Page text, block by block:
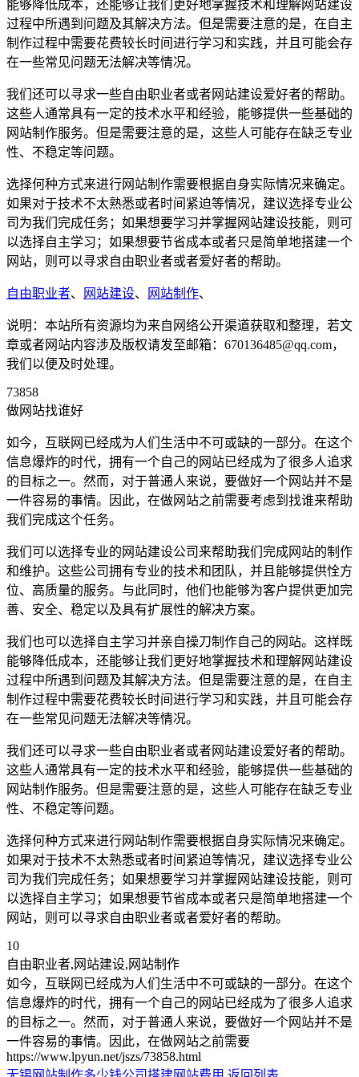
能够降低成本，还能够让我们更好地掌握技术和理解网站建设
过程中所遇到问题及其解决方法。但是需要注意的是，在自主
制作过程中需要花费较长时间进行学习和实践，并且可能会存
在一些常见问题无法解决等情况。
我们还可以寻求一些自由职业者或者网站建设爱好者的帮助。
这些人通常具有一定的技术水平和经验，能够提供一些基础的
网站制作服务。但是需要注意的是，这些人可能存在缺乏专业
性、不稳定等问题。
选择何种方式来进行网站制作需要根据自身实际情况来确定。
如果对于技术不太熟悉或者时间紧迫等情况，建议选择专业公
司为我们完成任务；如果想要学习并掌握网站建设技能，则可
以选择自主学习；如果想要节省成本或者只是简单地搭建一个
网站，则可以寻求自由职业者或者爱好者的帮助。
自由职业者、 网站建设、 网站制作、
说明：本站所有资源均为来自网络公开渠道获取和整理，若文
章或者网站内容涉及版权请发至邮箱：670136485@qq.com，
我们以便及时处理。
73858
做网站找谁好
如今，互联网已经成为人们生活中不可或缺的一部分。在这个
信息爆炸的时代，拥有一个自己的网站已经成为了很多人追求
的目标之一。然而，对于普通人来说，要做好一个网站并不是
一件容易的事情。因此，在做网站之前需要考虑到找谁来帮助
我们完成这个任务。
我们可以选择专业的网站建设公司来帮助我们完成网站的制作
和维护。这些公司拥有专业的技术和团队，并且能够提供恮方
位、高质量的服务。与此同时，他们也能够为客户提供更加完
善、安全、稳定以及具有扩展性的解决方案。
我们也可以选择自主学习并亲自操刀制作自己的网站。这样既
能够降低成本，还能够让我们更好地掌握技术和理解网站建设
过程中所遇到问题及其解决方法。但是需要注意的是，在自主
制作过程中需要花费较长时间进行学习和实践，并且可能会存
在一些常见问题无法解决等情况。
我们还可以寻求一些自由职业者或者网站建设爱好者的帮助。
这些人通常具有一定的技术水平和经验，能够提供一些基础的
网站制作服务。但是需要注意的是，这些人可能存在缺乏专业
性、不稳定等问题。
选择何种方式来进行网站制作需要根据自身实际情况来确定。
如果对于技术不太熟悉或者时间紧迫等情况，建议选择专业公
司为我们完成任务；如果想要学习并掌握网站建设技能，则可
以选择自主学习；如果想要节省成本或者只是简单地搭建一个
网站，则可以寻求自由职业者或者爱好者的帮助。
10
自由职业者,网站建设,网站制作
如今，互联网已经成为人们生活中不可或缺的一部分。在这个
信息爆炸的时代，拥有一个自己的网站已经成为了很多人追求
的目标之一。然而，对于普通人来说，要做好一个网站并不是
一件容易的事情。因此，在做网站之前需要
https://www.lpyun.net/jszs/73858.html